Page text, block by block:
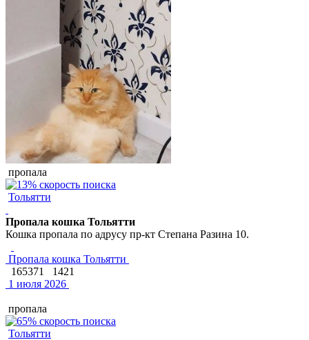
пропала
Тольятти
Пропала кошка Тольятти
Кошка пропала по адрусу пр-кт Степана Разина 10.
Пропала кошка Тольятти
165371
1421
1 июля 2026
пропала
Тольятти